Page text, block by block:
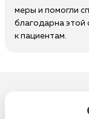
меры и помогли
благодарна этой
к пациентам.